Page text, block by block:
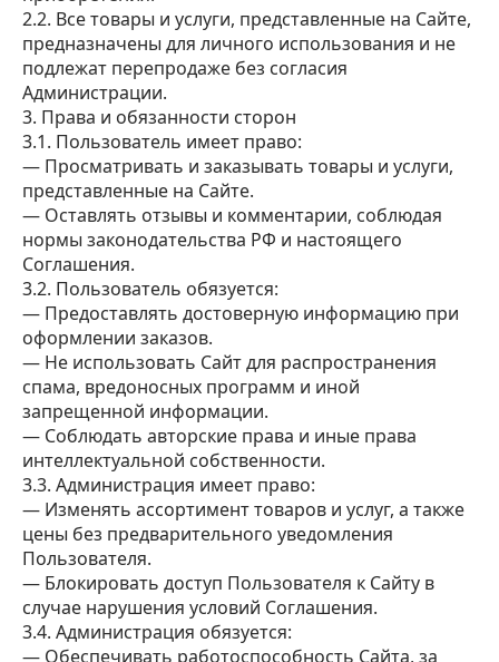
2.2. Все товары и услуги, представленные на Сайте,
предназначены для личного использования и не
подлежат перепродаже без согласия
Администрации.
3. Права и обязанности сторон
3.1. Пользователь имеет право:
— Просматривать и заказывать товары и услуги,
представленные на Сайте.
— Оставлять отзывы и комментарии, соблюдая
нормы законодательства РФ и настоящего
Соглашения.
3.2. Пользователь обязуется:
— Предоставлять достоверную информацию при
оформлении заказов.
— Не использовать Сайт для распространения
спама, вредоносных программ и иной
запрещенной информации.
— Соблюдать авторские права и иные права
интеллектуальной собственности.
3.3. Администрация имеет право:
— Изменять ассортимент товаров и услуг, а также
цены без предварительного уведомления
Пользователя.
— Блокировать доступ Пользователя к Сайту в
случае нарушения условий Соглашения.
3.4. Администрация обязуется:
— Обеспечивать работоспособность Сайта, за